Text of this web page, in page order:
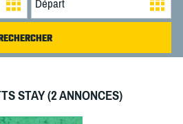
STAY (2 ANNONCES)